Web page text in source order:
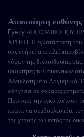
Πορτογαλικά
Türkçe
Πολωνικά
Αποποίηση ευθύνης
Eyezy ΛΟΓΙΣΜΙΚΟ ΠΟΥ
ΧΡΗΣΗ. Η εγκατάσταση του
σας ανήκει αποτελεί
νόμων της δικαιοδοσίας
ιδιοκτήτες των συσκευών
Αδειοδοτημένο Λογισμικό.
οδηγήσει σε σοβαρές
Πριν από την εγκατάσταση
πρέπει να συμβουλευτείτε
της χρήσης του εντός της